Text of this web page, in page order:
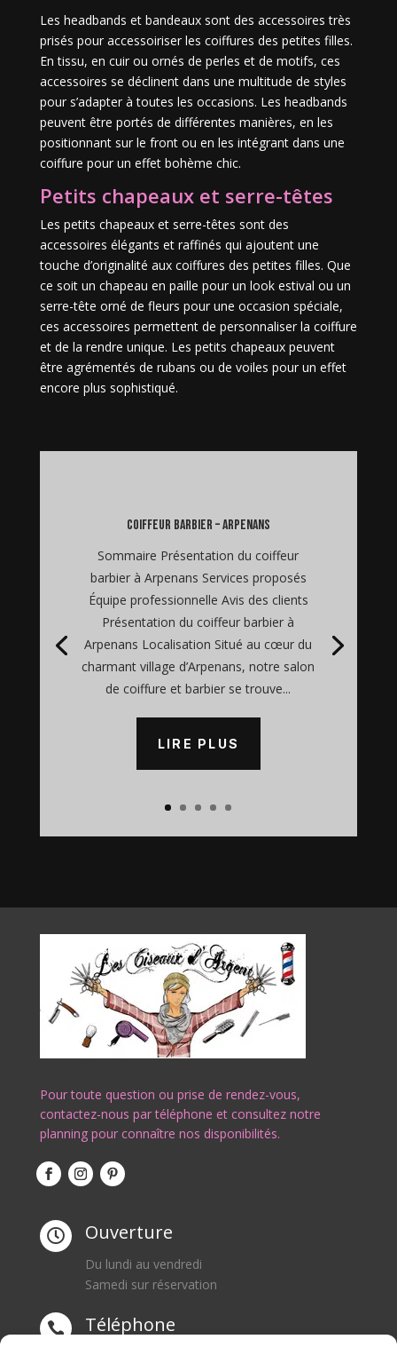
Les headbands et bandeaux sont des accessoires très
prisés pour accessoiriser les coiffures des petites filles.
En tissu, en cuir ou ornés de perles et de motifs, ces
accessoires se déclinent dans une multitude de styles
pour s’adapter à toutes les occasions. Les headbands
peuvent être portés de différentes manières, en les
positionnant sur le front ou en les intégrant dans une
coiffure pour un effet bohème chic.
Petits chapeaux et serre-têtes
Les petits chapeaux et serre-têtes sont des
accessoires élégants et raffinés qui ajoutent une
touche d’originalité aux coiffures des petites filles. Que
ce soit un chapeau en paille pour un look estival ou un
serre-tête orné de fleurs pour une occasion spéciale,
ces accessoires permettent de personnaliser la coiffure
et de la rendre unique. Les petits chapeaux peuvent
être agrémentés de rubans ou de voiles pour un effet
encore plus sophistiqué.
coiffeur barbier – Arpenans
Sommaire Présentation du coiffeur
barbier à Arpenans Services proposés
Équipe professionnelle Avis des clients
Présentation du coiffeur barbier à
Arpenans Localisation Situé au cœur du
charmant village d’Arpenans, notre salon
de coiffure et barbier se trouve...
LIRE PLUS
Pour toute question ou prise de rendez-vous,
contactez-nous par téléphone et consultez notre
planning pour connaître nos disponibilités.
 Ouverture
Du lundi au vendredi
Samedi sur réservation
 Téléphone